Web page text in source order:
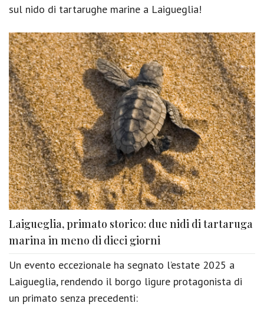
sul nido di tartarughe marine a Laigueglia!
Laigueglia, primato storico: due nidi di tartaruga
marina in meno di dieci giorni
Un evento eccezionale ha segnato l’estate 2025 a
Laigueglia, rendendo il borgo ligure protagonista di
un primato senza precedenti: